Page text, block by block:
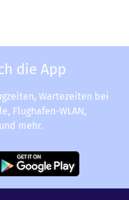
die App
Wartezeiten bei
Flughafen-WLAN,
mehr.